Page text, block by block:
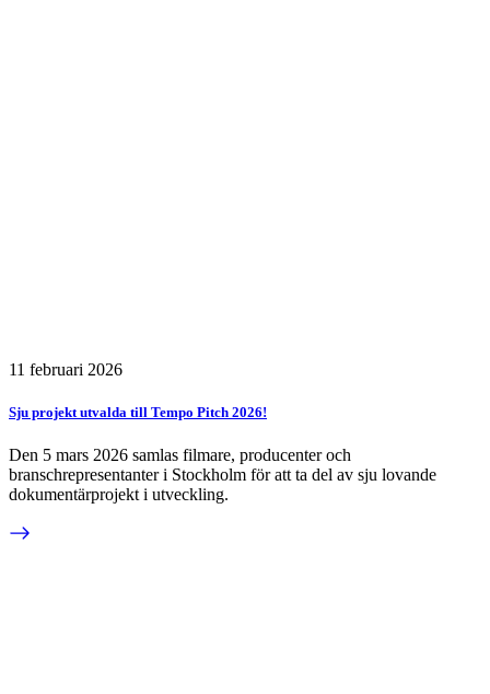
11 februari 2026
Sju projekt utvalda till Tempo Pitch 2026!
Den 5 mars 2026 samlas filmare, producenter och
branschrepresentanter i Stockholm för att ta del av sju lovande
dokumentärprojekt i utveckling.